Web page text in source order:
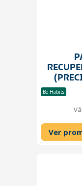
Be Habits
Ver